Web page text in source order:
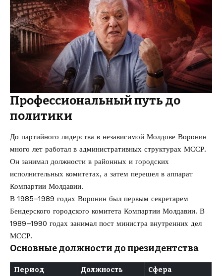
Профессиональный путь до
политики
До партийного лидерства в независимой Молдове Воронин
много лет работал в административных структурах МССР.
Он занимал должности в районных и городских
исполнительных комитетах, а затем перешел в аппарат
Компартии Молдавии.
В 1985–1989 годах Воронин был первым секретарем
Бендерского городского комитета Компартии Молдавии. В
1989–1990 годах занимал пост министра внутренних дел
МССР.
Основные должности до президентства
Период Должность Сфера